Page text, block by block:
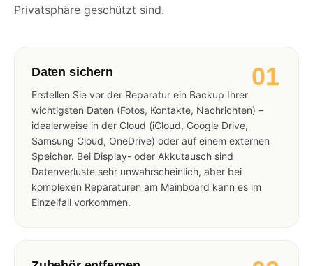
Privatsphäre geschützt sind.
01
Daten sichern
Erstellen Sie vor der Reparatur ein Backup Ihrer
wichtigsten Daten (Fotos, Kontakte, Nachrichten) –
idealerweise in der Cloud (iCloud, Google Drive,
Samsung Cloud, OneDrive) oder auf einem externen
Speicher. Bei Display- oder Akkutausch sind
Datenverluste sehr unwahrscheinlich, aber bei
komplexen Reparaturen am Mainboard kann es im
Einzelfall vorkommen.